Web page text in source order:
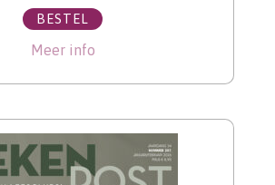
BESTEL
Meer info